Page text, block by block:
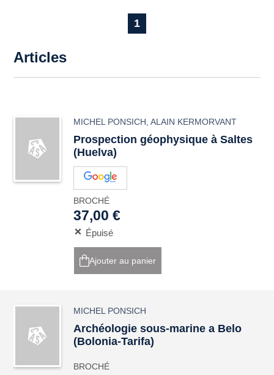
1
Articles
MICHEL PONSICH ,ALAIN KERMORVANT
Prospection géophysique à Saltes
(Huelva)
BROCHÉ
37,00 €
Épuisé
Ajouter au panier
MICHEL PONSICH
Archéologie sous-marine a Belo
(Bolonia-Tarifa)
BROCHÉ